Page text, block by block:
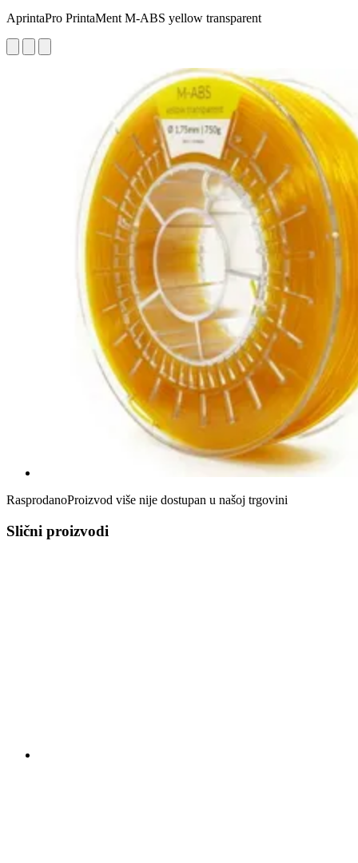
AprintaPro PrintaMent M-ABS yellow transparent
RasprodanoProizvod više nije dostupan u našoj trgovini
Slični proizvodi